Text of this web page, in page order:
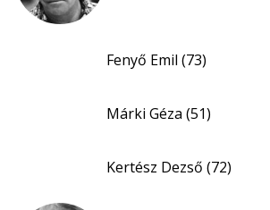
Fenyő Emil (73)
Márki Géza (51)
Kertész Dezső (72)